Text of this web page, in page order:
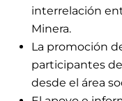
interrelación
Minera.
La promoción
participantes
desde el área